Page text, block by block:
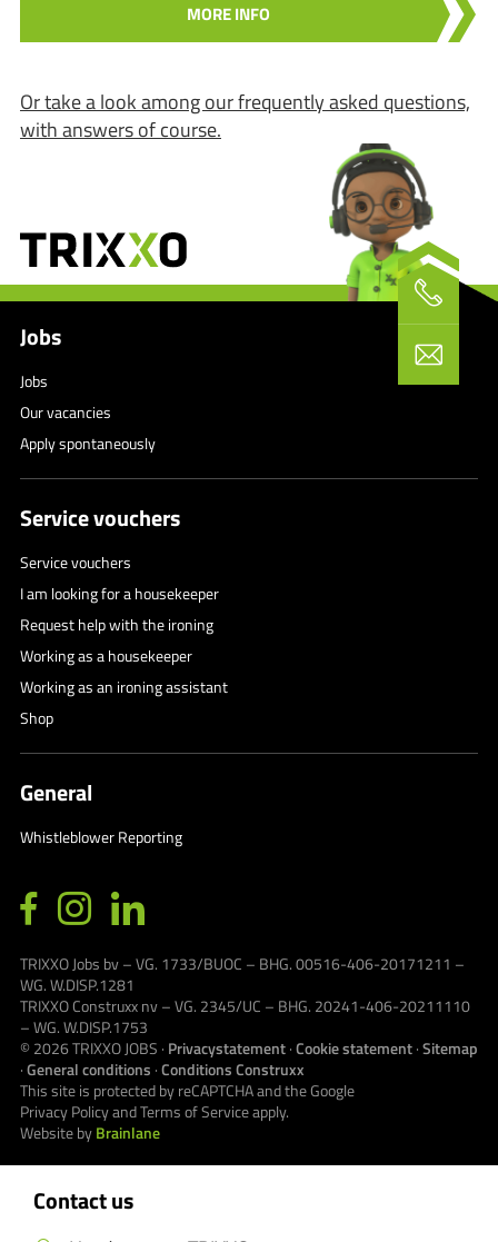
MORE INFO
Or take a look among our frequently asked questions,
with answers of course.
Contact us
Jobs
Jobs
Our vacancies
Apply spontaneously
Service vouchers
Service vouchers
I am looking for a housekeeper
Request help with the ironing
Working as a housekeeper
Working as an ironing assistant
Shop
General
Whistleblower Reporting
TRIXXO Jobs bv – VG. 1733/BUOC – BHG. 00516-406-20171211 –
WG. W.DISP.1281
TRIXXO Construxx nv – VG. 2345/UC – BHG. 20241-406-20211110
– WG. W.DISP.1753
© 2026TRIXXO JOBS · Privacystatement·Cookie statement·Sitemap
·General conditions ·Conditions Construxx
This site is protected by reCAPTCHA and the Google
Privacy PolicyandTerms of Serviceapply.
Website byBrainlane